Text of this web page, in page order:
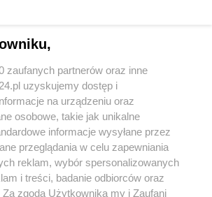
zaufanych partnerów oraz inne
uzyskujemy dostęp i
na urządzeniu oraz
osobowe, takie jak unikalne
informacje wysyłane przez
przeglądania w celu zapewniania
reklam, wybór spersonalizowanych
i treści, badanie odbiorców oraz
Za zgodą Użytkownika my i Zaufani